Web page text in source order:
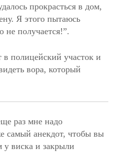
прокрасться в дом,
Я этого пытаюсь
не получается!”.
полицейский участок и
вора, который
раз мне надо
самый анекдот, чтобы вы
у виска и закрыли